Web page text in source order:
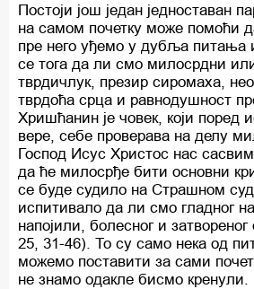
Постоји још један једноставан
на самом почетку може помоћи
пре него уђемо у дубља питања
се тога да ли смо милосрдни
тврдичлук, презир сиромаха,
тврдоћа срца и равнодушност
Хришћанин је човек, који поред
вере, себе проверава на делу
Господ Исус Христос нас сасвим
да ће милосрђе бити основни
се буде судило на Страшном
испитивало да ли смо гладног
напојили, болесног и
25, 31-46). То су само нека од
можемо поставити за сами
не знамо одакле бисмо кренули.